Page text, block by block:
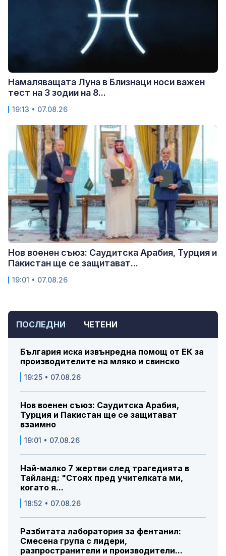
ПОСЛЕДНИ ЧЕТЕНИ
България иска извънредна помощ от ЕК за
производителите на мляко и свинско
19:25 • 07.08.26
Нов военен съюз: Саудитска Арабия,
Турция и Пакистан ще се защитават
взаимно
19:01 • 07.08.26
Най-малко 7 жертви след трагедията в
Тайланд: "Стоях пред учителката ми,
когато я...
18:52 • 07.08.26
Разбитата лаборатория за фентанил:
Смесена група с лидери,
разпространители и производители...
Намаляващата Луна в Близнаци носи важен
тест на 3 зодии на 8...
19:13 • 07.08.26
Нов военен съюз: Саудитска Арабия, Турция и
Пакистан ще се защитават...
19:01 • 07.08.26